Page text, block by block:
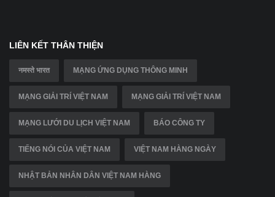
LIÊN KẾT THÂN THIỆN
नमस्ते भारत MẠNG ỨNG DỤNG THÔNG MINH
MẠNG GIẢI TRÍ VIỆT NAM MẠNG GIẢI TRÍ VIỆT NAM
MẠNG LƯỚI DU LỊCH VIỆT NAM BÁO CÔNG TY
TIẾNG NÓI CỦA VIỆT NAM VIỆT NAM HÀNG NGÀY
NHẬT BẢN NHÂN DÂN VIỆT NAM HÀNG